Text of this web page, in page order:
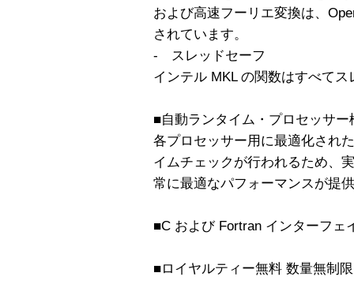
および高速フーリエ変換は、
されています。
- スレッドセーフ
インテル MKL の関数はすべて
■自動ランタイム・プロセッサー
各プロセッサー用に最適化され
イムチェックが行われるため、
常に最適なパフォーマンスが提
■C および Fortran インターフェ
■ロイヤルティー無料 数量無制限